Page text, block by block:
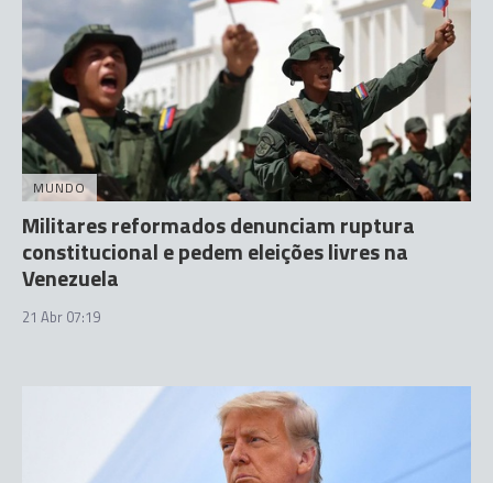
MUNDO
Militares reformados denunciam ruptura
constitucional e pedem eleições livres na
Venezuela
21 Abr 07:19